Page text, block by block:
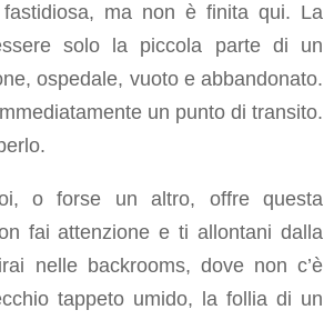
ma non è finita qui. La
solo la piccola parte di un
ospedale, vuoto e abbandonato.
un punto di transito.
o forse un altro, offre questa
fai attenzione e ti allontani dalla
nelle backrooms, dove non c’è
tappeto umido, la follia di un